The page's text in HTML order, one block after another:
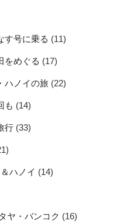
す号に乗る (11)
をめぐる (17)
ハノイの旅 (22)
も (14)
行 (33)
ハノイ (14)
ヤ・バンコク (16)